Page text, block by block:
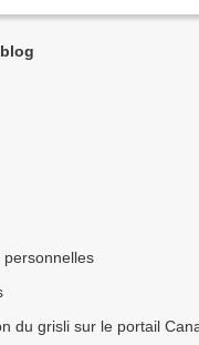
du grisli sur le portail